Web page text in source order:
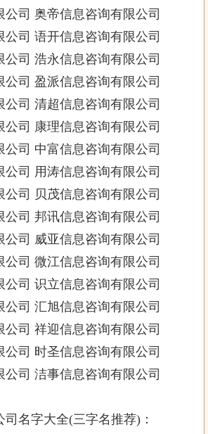
司 奥帝信息咨询有限公司
司 语开信息咨询有限公司
司 浩永信息咨询有限公司
司 盈派信息咨询有限公司
司 清超信息咨询有限公司
司 康理信息咨询有限公司
司 中富信息咨询有限公司
司 用涛信息咨询有限公司
司 贝茂信息咨询有限公司
司 邦讯信息咨询有限公司
司 威亚信息咨询有限公司
司 微江信息咨询有限公司
司 识立信息咨询有限公司
司 汇旭信息咨询有限公司
司 祥迎信息咨询有限公司
司 时圣信息咨询有限公司
司 洁事信息咨询有限公司
司名字大全(三字名推荐)：